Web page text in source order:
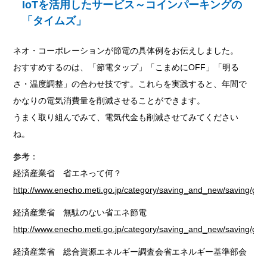
IoTを活用したサービス～コインパーキングの
「タイムズ」
ネオ・コーポレーションが節電の具体例をお伝えしました。
おすすめするのは、「節電タップ」「こまめにOFF」「明る
さ・温度調整」の合わせ技です。これらを実践すると、年間で
かなりの電気消費量を削減させることができます。
うまく取り組んでみて、電気代金も削減させてみてください
ね。
参考：
経済産業省 省エネって何？
http://www.enecho.meti.go.jp/category/saving_and_new/saving/
経済産業省 無駄のない省エネ節電
http://www.enecho.meti.go.jp/category/saving_and_new/saving/
経済産業省 総合資源エネルギー調査会省エネルギー基準部会